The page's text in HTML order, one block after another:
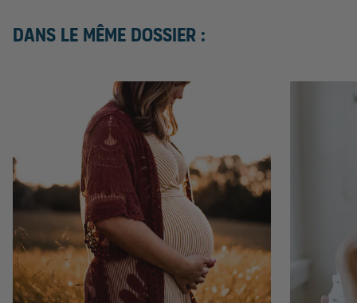
Dans le même dossier :